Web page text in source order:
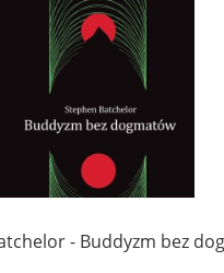
- Buddyzm bez